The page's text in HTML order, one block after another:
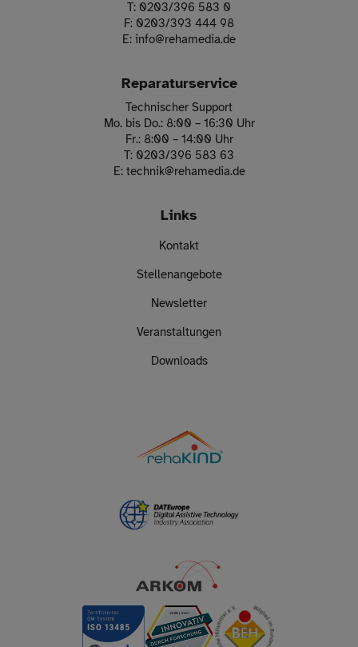
T: 0203/396 583 0
F: 0203/393 444 98
E: info@rehamedia.de
Reparaturservice
Technischer Support
Mo. bis Do.: 8:00 – 16:30 Uhr
Fr.: 8:00 – 14:00 Uhr
T: 0203/396 583 63
E: technik@rehamedia.de
Links
Kontakt
Stellenangebote
Newsletter
Veranstaltungen
Downloads